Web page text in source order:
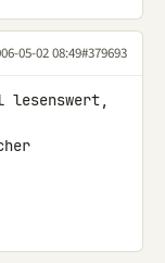
05-02 08:49#379693
lesenswert,